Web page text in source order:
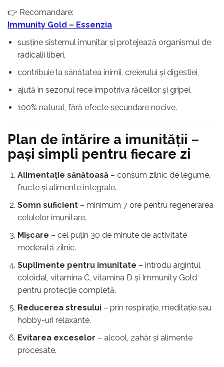
👉 Recomandare:
Immunity Gold – Essenzia
susține sistemul imunitar și protejează organismul de
radicalii liberi,
contribuie la sănătatea inimii, creierului și digestiei,
ajută în sezonul rece împotriva răcelilor și gripei,
100% natural, fără efecte secundare nocive.
Plan de întărire a imunității –
pași simpli pentru fiecare zi
Alimentație sănătoasă – consum zilnic de legume,
fructe și alimente integrale.
Somn suficient – minimum 7 ore pentru regenerarea
celulelor imunitare.
Mișcare – cel puțin 30 de minute de activitate
moderată zilnic.
Suplimente pentru imunitate – introdu argintul
coloidal, vitamina C, vitamina D și Immunity Gold
pentru protecție completă.
Reducerea stresului – prin respirație, meditație sau
hobby-uri relaxante.
Evitarea exceselor – alcool, zahăr și alimente
procesate.